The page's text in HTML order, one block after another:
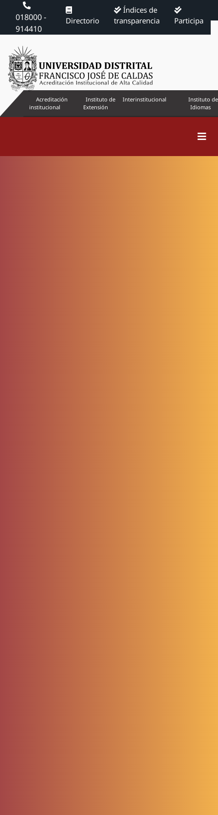
018000 -
914410
Directorio
Índices de
transparencia
Participa
Acreditación
institucional
Instituto de
Extensión
Interinstitucional
Instituto de
Idiomas